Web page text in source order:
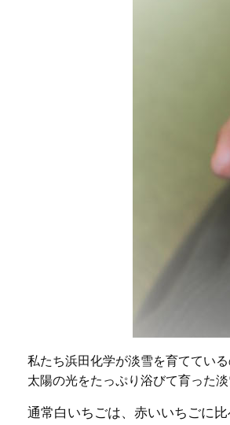
私たち浜田化学が淡雪を育ててい
太陽の光をたっぷり浴びて育った
通常白いちごは、赤いいちごに